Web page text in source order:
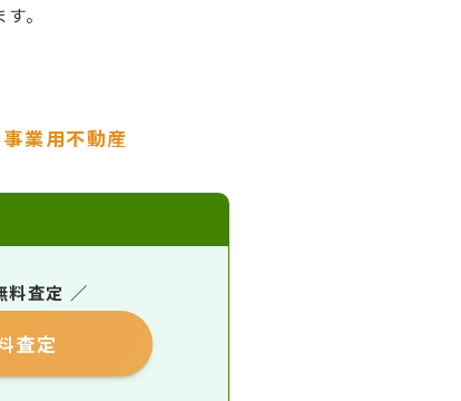
。
事業用不動産
料査定 ／
査定